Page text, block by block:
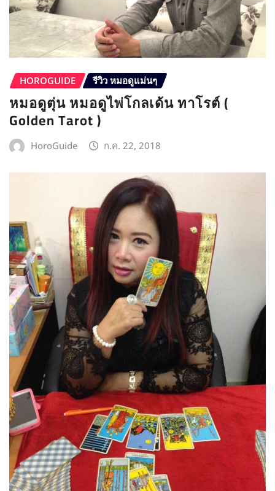
HOROGUIDE รีวิว หมอดูแม่นๆ
หมอดูตุ่น หมอดูไพ่โกลเด้น ทาโรต์ (
Golden Tarot )
HoroGuide ก.ค. 22, 2018